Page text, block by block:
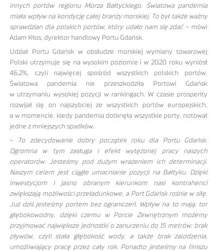
innych portów regionu Morza Bałtyckiego. Światowa pandemia
miała wpływ na kondycję całej branży morskiej. To był także ważny
sprawdzian dla polskich portów, który udało nam się zdać– mówi
Adam Kłos, dyrektor handlowy Portu Gdańsk.
Udział Portu Gdańsk w obsłudze morskiej wymiany towarowej
Polski utrzymuje się na wysokim poziomie i w 2020 roku wyniósł
46,2%, czyli najwięcej spośród wszystkich polskich portów.
Światowa pandemia nie przeszkodziła Portowi Gdańsk
w utrzymaniu wysokiej pozycji w rankingach. W czasie prosperity
rozwijał się on najszybciej ze wszystkich portów europejskich,
a w momencie, kiedy pandemia dotknęła wszystkie porty, notował
jedne z mniejszych spadków.
–
To zdecydowanie dobry początek roku dla Portu Gdańsk.
Ogromna w tym zasługa i efekt wytężonej pracy naszych
operatorów. Jesteśmy pod dużym wrażeniem ich determinacji.
Naszym celem jest ciągłe umacnianie pozycji na Bałtyku. Dzięki
inwestycjom i jasno obranym kierunkom nasi kontrahenci
zwiększają możliwości przeładunkowe, a Port Gdańsk rośnie w siłę.
Już dziś jesteśmy portem bez ograniczeń. Wpływ na to mają: tor
głębokowodny, dzięki czemu w Porcie Zewnętrznym możemy
przyjmować największe jednostki o zanurzeniu do 15 metrów; brak
pływów, czyli stała głębokość wody, a także brak zalodzenia,
umożliwiający pracę przez cały rok. Ponadto jesteśmy na finiszu